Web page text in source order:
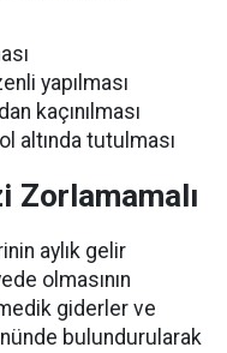
yapılması
kaçınılması
altında tutulması
Zorlamamalı
aylık gelir
olmasının
giderler ve
bulundurularak